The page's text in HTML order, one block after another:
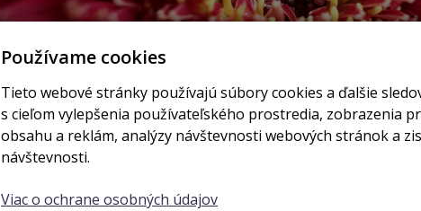
Používame cookies
Tieto webové stránky používajú súbory cookies a ďalšie
s cieľom vylepšenia používateľského prostredia, zobrazenia
obsahu a reklám, analýzy návštevnosti webových stránok a
návštevnosti.
Viac o ochrane osobných údajov